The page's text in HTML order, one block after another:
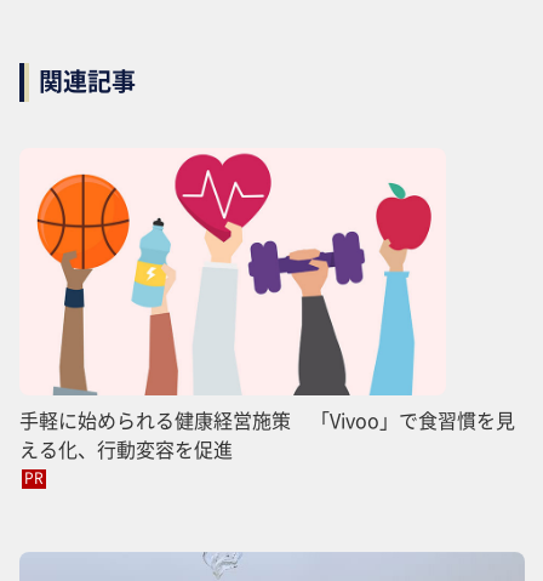
関連記事
手軽に始められる健康経営施策 「Vivoo」で食習慣を見
える化、行動変容を促進
PR